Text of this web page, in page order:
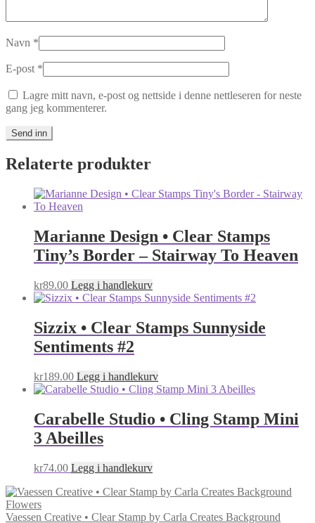
Navn *
E-post *
Lagre mitt navn, e-post og nettside i denne nettleseren for neste
gang jeg kommenterer.
Relaterte produkter
Marianne Design • Clear Stamps
Tiny’s Border – Stairway To Heaven
kr89.00 Legg i handlekurv
Sizzix • Clear Stamps Sunnyside
Sentiments #2
kr189.00 Legg i handlekurv
Carabelle Studio • Cling Stamp Mini
3 Abeilles
kr74.00 Legg i handlekurv
Vaessen Creative • Clear Stamp by Carla Creates Background